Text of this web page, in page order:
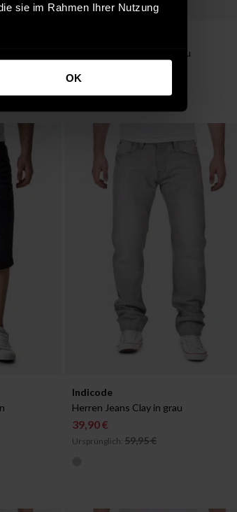
sie im Rahmen Ihrer Nutzung
OK
Herren Jacket Baker in blau
Verfügbar in:
W28/L32
W29/L32
Indicode
Herren Jeans Clay in grau
39,90 €
Ursprünglich: 59,95 €